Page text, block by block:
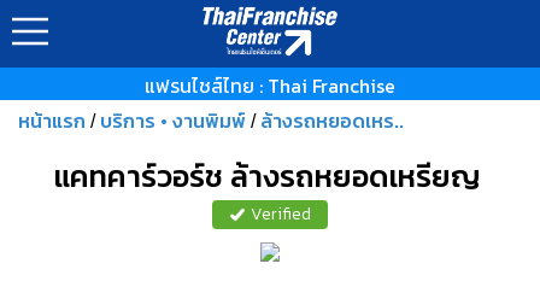
แฟรนไชส์ไทย : Thai Franchise
หน้าแรก / บริการ • งานพิมพ์ / ล้างรถหยอดเหร..
แคทคาร์วอร์ช ล้างรถหยอดเหรียญ
Verified